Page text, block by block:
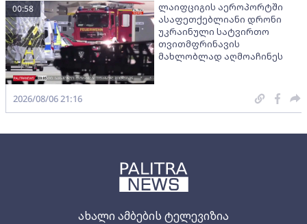
ახალი ამბების ტელევიზია
ლაიფციგის აეროპორტში
ასაფეთქებლიანი დრონი
უკრაინული სატვირთო
თვითმფრინავის
მახლობლად აღმოაჩინეს
00:58
2026/08/06 21:16